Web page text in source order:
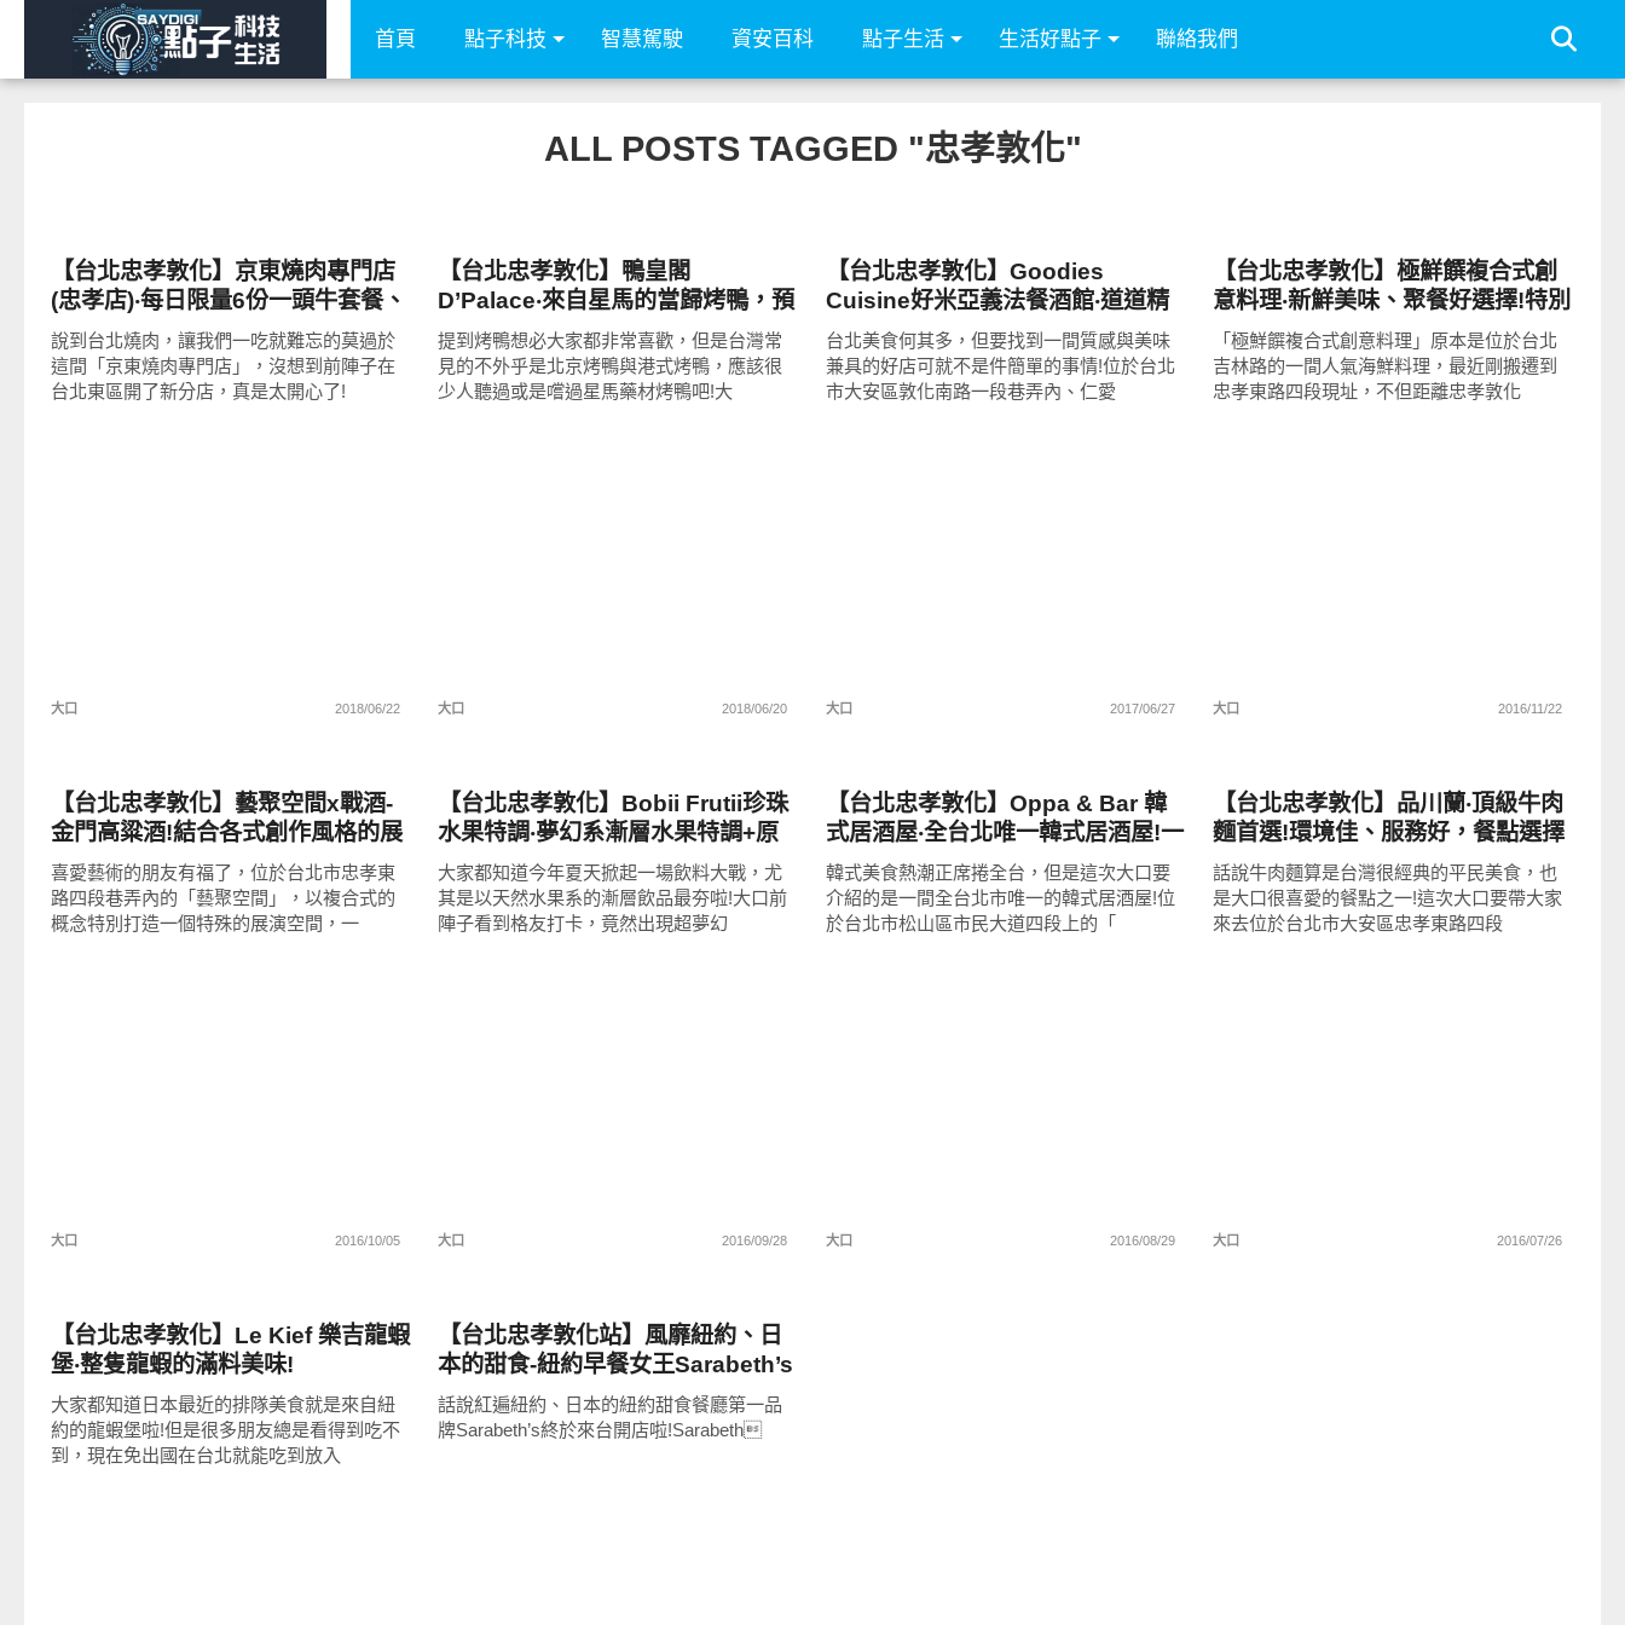
首頁 點子科技 智慧駕駛 資安百科 點子生活 生活好點子 聯絡我們
ALL POSTS TAGGED "忠孝敦化"
【台北忠孝敦化】京東燒肉專門店
(忠孝店)‧每日限量6份一頭牛套餐、
和牛雙人套餐必點!肉質好、口味
佳、專人代烤服務!
說到台北燒肉，讓我們一吃就難忘的莫過於
這間「京東燒肉專門店」，沒想到前陣子在
台北東區開了新分店，真是太開心了!
大口 2018/06/22
【台北忠孝敦化】鴨皇閣
D’Palace‧來自星馬的當歸烤鴨，預
訂才吃得到!星馬桌菜道道精彩、口
味好，聚餐新選擇!
提到烤鴨想必大家都非常喜歡，但是台灣常
見的不外乎是北京烤鴨與港式烤鴨，應該很
少人聽過或是嚐過星馬藥材烤鴨吧!大
大口 2018/06/20
【台北忠孝敦化】Goodies
Cuisine好米亞義法餐酒館‧道道精
彩、鹹甜都美味的聚餐首選!
台北美食何其多，但要找到一間質感與美味
兼具的好店可就不是件簡單的事情!位於台北
市大安區敦化南路一段巷弄內、仁愛
大口 2017/06/27
【台北忠孝敦化】極鮮饌複合式創
意料理‧新鮮美味、聚餐好選擇!特別
的龍膽石斑魯肉飯，青斑、卡啡醬
香蟹推薦!
「極鮮饌複合式創意料理」原本是位於台北
吉林路的一間人氣海鮮料理，最近剛搬遷到
忠孝東路四段現址，不但距離忠孝敦化
大口 2016/11/22
【台北忠孝敦化】藝聚空間x戰酒-
金門高粱酒!結合各式創作風格的展
演空間與文創餐飲，搭配茶酒盡享
視覺與味蕾的美好饗宴!
喜愛藝術的朋友有福了，位於台北市忠孝東
路四段巷弄內的「藝聚空間」，以複合式的
概念特別打造一個特殊的展演空間，一
大口 2016/10/05
【台北忠孝敦化】Bobii Frutii珍珠
水果特調‧夢幻系漸層水果特調+原
創手工珍珠!天然美味，好看又好喝!
大家都知道今年夏天掀起一場飲料大戰，尤
其是以天然水果系的漸層飲品最夯啦!大口前
陣子看到格友打卡，竟然出現超夢幻
大口 2016/09/28
【台北忠孝敦化】Oppa & Bar 韓
式居酒屋‧全台北唯一韓式居酒屋!一
次盡享韓式烤肉、酒吧、私人會所
三種用餐環境!適合趴踢、各種大小
聚會!
韓式美食熱潮正席捲全台，但是這次大口要
介紹的是一間全台北市唯一的韓式居酒屋!位
於台北市松山區市民大道四段上的「
大口 2016/08/29
【台北忠孝敦化】品川蘭‧頂級牛肉
麵首選!環境佳、服務好，餐點選擇
多元!CHOICE帶骨牛肋排麵、斤餅
牛肉捲大推薦!
話說牛肉麵算是台灣很經典的平民美食，也
是大口很喜愛的餐點之一!這次大口要帶大家
來去位於台北市大安區忠孝東路四段
大口 2016/07/26
【台北忠孝敦化】Le Kief 樂吉龍蝦
堡‧整隻龍蝦的滿料美味!
大家都知道日本最近的排隊美食就是來自紐
約的龍蝦堡啦!但是很多朋友總是看得到吃不
到，現在免出國在台北就能吃到放入
【台北忠孝敦化站】風靡紐約、日
本的甜食-紐約早餐女王Sarabeth’s
台灣一號店開幕啦!大推煙燻鮭魚班
尼迪克蛋、法式吐司、奶油番茄濃
話說紅遍紐約、日本的紐約甜食餐廳第一品
牌Sarabeth’s終於來台開店啦!Sarabeth